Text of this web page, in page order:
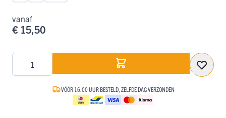
vanaf
€ 15,50
VÓÓR 16.00 UUR BESTELD, ZELFDE DAG VERZONDEN